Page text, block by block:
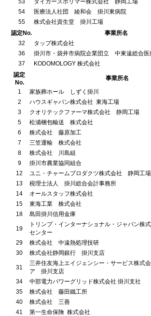
53
タイガースポリマー株式会
54
医療法人社団 綾和会 掛川東病院
55
株式会社資生堂 掛川工場
認定No.
事業所名
32
タップ株式会社
36
掛川市・袋井市病院企業団立 中東遠総合医
37
KODOMOLOGY
認定
No.
事業所名
1
家族葬ホール しずく掛川
2
ハウスギャバン株式会社 東海工場
3
クオリテックファーマ株式会社 静岡工場
5
松浦梱包輸送 株式会社
6
株式会社 藤原加工
7
三笠運輸 株式会社
8
株式会社 川島組
9
掛川市農業協同組合
12
ユニ・チャームプロダクツ株式会社 静岡工場
13
税理士法人 掛川総合会計事務所
14
オールスタッフ株式会社
15
東海工業 株式会社
18
島田掛川信用金庫
19
トリンプ・インターナショナル・ジャパン株
センター
29
株式会社 中遠熱処理技研
30
株式会社静岡銀行 掛川支店
31
三井住友海上エイジェンシー・サービス株式
ア 掛川支店
34
中部電力パワーグリッド株式会社 掛川支社
35
株式会社 藤田鐵工所
40
株式会社 三善
41
第一生命保険 株式会社